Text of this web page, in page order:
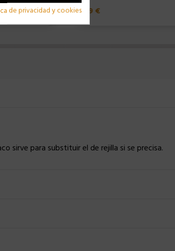
8,99 €
sirve para substituir el de rejilla si se precisa.
de privacidad y cookies